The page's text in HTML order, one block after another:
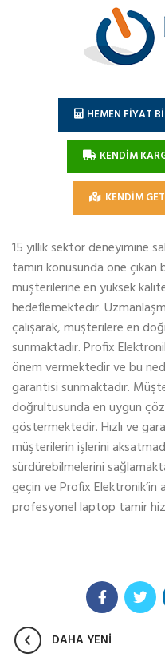
HEMEN FİYAT
KENDİM
KENDİM
15 yıllık sektör deneyimine
tamiri konusunda öne çıkan
müşterilerine en yüksek
hedeflemektedir.
çalışarak, müşterilere en
sunmaktadır. Profix
önem vermektedir ve bu
garantisi sunmaktadır.
doğrultusunda en uygun
göstermektedir. Hızlı ve
müşterilerin işlerini
sürdürebilmelerini
geçin ve Profix Elektronik’in
profesyonel laptop tamir
DAHA YENİ